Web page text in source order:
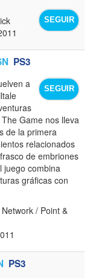
SEGUIR
PS3
SEGUIR
a
Game nos lleva
de la primera
relacionados
de embriones
juego combina
gráficas con
/ Point &
PS3